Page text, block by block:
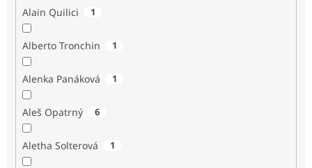
Alain Quilici 1
Alberto Tronchin 1
Alenka Panáková 1
Aleš Opatrný 6
Aletha Solterová 1